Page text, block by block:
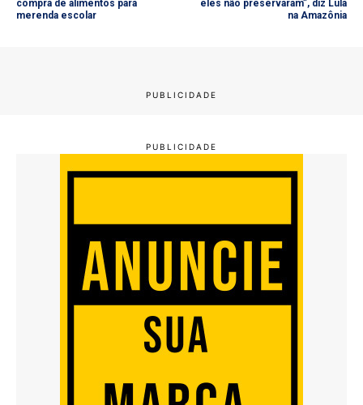
compra de alimentos para
merenda escolar
eles não preservaram”, diz Lula
na Amazônia